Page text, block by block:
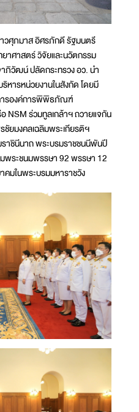
วศุภมาส อิศรภักดี รัฐมนตรี
าศาสตร์ วิจัยและนวัตกรรม
ภิวัฒน์ ปลัดกระทรวง อว. นำ
หารหน่วยงานในสังกัด โดยมี
ารองค์การพิพิธภัณฑ์
NSM ร่วมทูลเกล้าฯ ถวายแจกัน
ยมงคลเฉลิมพระเกียรติฯ
าชินีนาถ พระบรมราชชนนีพันปี
มพระชนมพรรษา 92 พรรษา 12
มในพระบรมมหาราชวัง